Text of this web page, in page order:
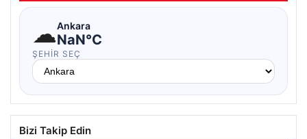
☁Ankara
NaN°C
ŞEHIR SEÇ
Bizi Takip Edin